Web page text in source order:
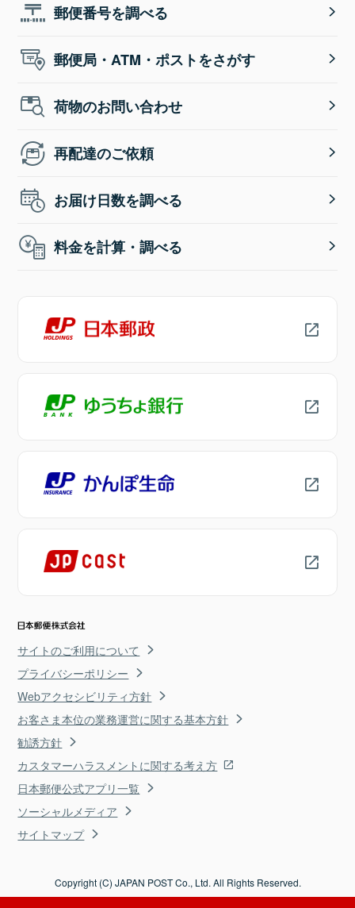
郵便番号を調べる
郵便局・ATM・ポストをさがす
荷物のお問い合わせ
再配達のご依頼
お届け日数を調べる
料金を計算・調べる
サイトのご利用について
プライバシーポリシー
Webアクセシビリティ方針
お客さま本位の業務運営に関する基本方針
勧誘方針
カスタマーハラスメントに関する考え方
日本郵便公式アプリ一覧
ソーシャルメディア
サイトマップ
Copyright (C) JAPAN POST Co., Ltd. All Rights Reserved.